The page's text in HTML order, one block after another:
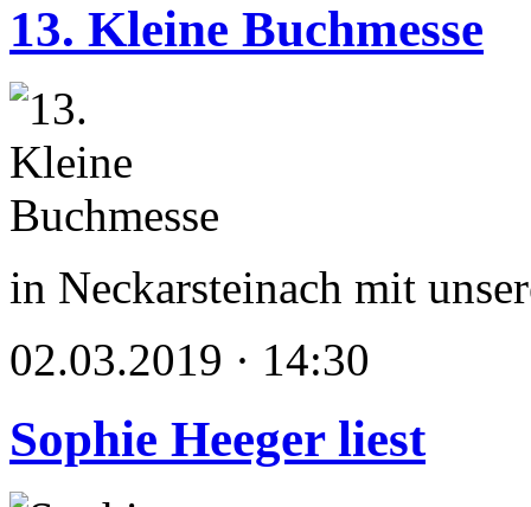
13. Kleine Buchmesse
in Neckarsteinach mit
02.03.2019 · 14:30
Sophie Heeger liest